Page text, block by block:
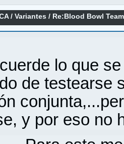
/Variantes / Re:Blood Bowl
lo que
de testearse
y por eso no